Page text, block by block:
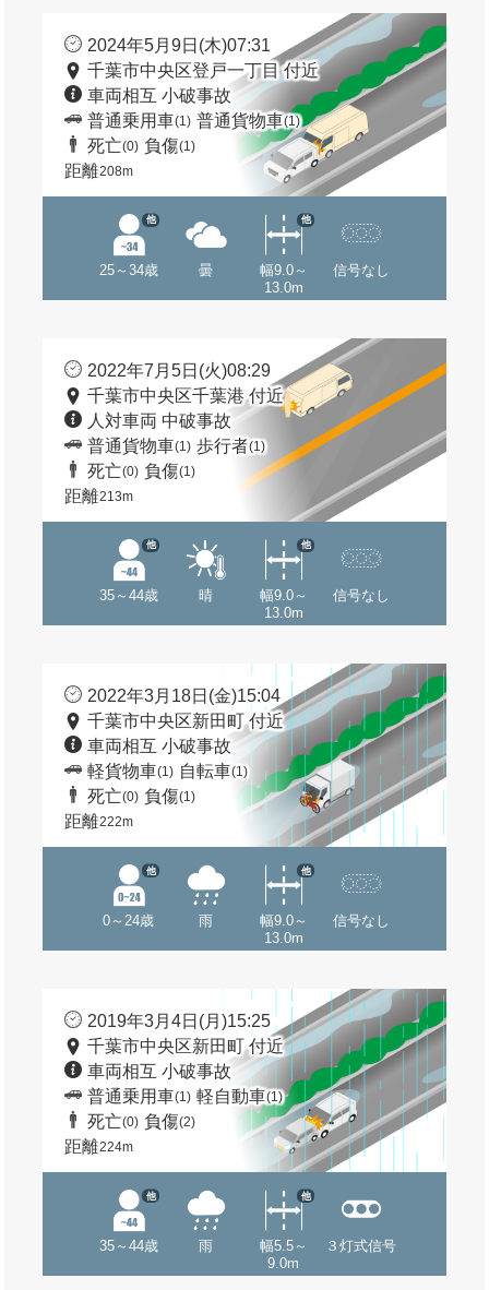
2024年5月9日(木)07:31
千葉市中央区登戸一丁目 付近
車両相互 小破事故
普通乗用車(1) 普通貨物車(1)
死亡(0) 負傷(1)
距離208m
25～34歳
他
曇
幅9.0～
13.0m
他
信号なし
2022年7月5日(火)08:29
千葉市中央区千葉港 付近
人対車両 中破事故
普通貨物車(1) 歩行者(1)
死亡(0) 負傷(1)
距離213m
35～44歳
他
晴
幅9.0～
13.0m
他
信号なし
2022年3月18日(金)15:04
千葉市中央区新田町 付近
車両相互 小破事故
軽貨物車(1) 自転車(1)
死亡(0) 負傷(1)
距離222m
0～24歳
他
雨
幅9.0～
13.0m
他
信号なし
2019年3月4日(月)15:25
千葉市中央区新田町 付近
車両相互 小破事故
普通乗用車(1) 軽自動車(1)
死亡(0) 負傷(2)
距離224m
35～44歳
他
雨
幅5.5～
9.0m
他
３灯式信号